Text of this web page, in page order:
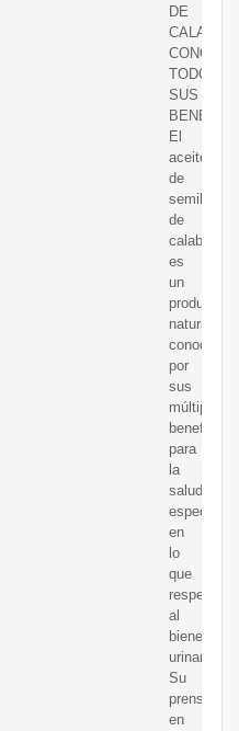
DE
CONOCE
TODOS
SUS
El
aceite
de
semillas
de
calabaza
es
un
producto
natural
conocido
por
sus
múltiples
beneficios
para
la
salud,
en
lo
que
respecta
al
bienestar
urinario.
Su
prensado
en